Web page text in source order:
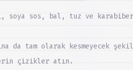
soya sos, bal, tuz ve
da tam olarak kesmeyecek
çizikler atın.